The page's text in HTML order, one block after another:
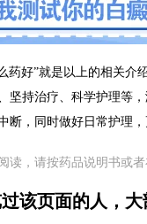
好”就是以上的相关介
坚持治疗、科学护理等
断，同时做好日常护理
读，请按药品说明书或
该页面的人，